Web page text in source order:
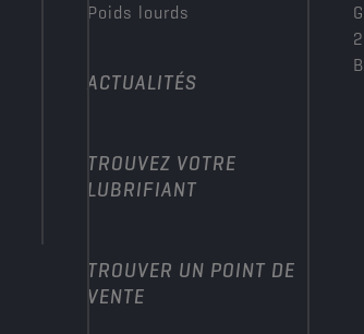
Poids lourds
ACTUALITÉS
TROUVEZ VOTRE
LUBRIFIANT
TROUVER UN POINT DE
VENTE